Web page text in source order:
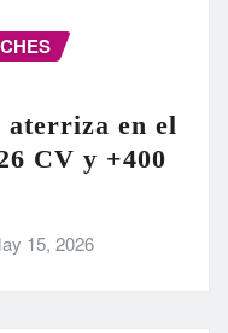
en el
CV y +400
15, 2026